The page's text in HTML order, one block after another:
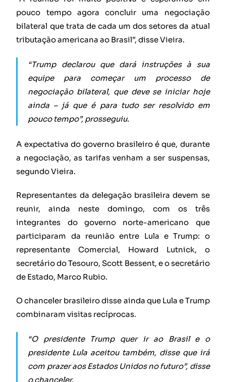
pouco tempo agora concluir uma negociação
bilateral que trata de cada um dos setores da atual
tributação americana ao Brasil”, disse Vieira.
“Trump declarou que dará instruções à sua
equipe para começar um processo de
negociação bilateral, que deve se iniciar hoje
ainda – já que é para tudo ser resolvido em
pouco tempo”, prosseguiu.
A expectativa do governo brasileiro é que, durante
a negociação, as tarifas venham a ser suspensas,
segundo Vieira.
Representantes da delegação brasileira devem se
reunir, ainda neste domingo, com os três
integrantes do governo norte-americano que
participaram da reunião entre Lula e Trump: o
representante Comercial, Howard Lutnick, o
secretário do Tesouro, Scott Bessent, e o secretário
de Estado, Marco Rubio.
O chanceler brasileiro disse ainda que Lula e Trump
combinaram visitas recíprocas.
“O presidente Trump quer ir ao Brasil e o
presidente Lula aceitou também, disse que irá
com prazer aos Estados Unidos no futuro”, disse
o chanceler.